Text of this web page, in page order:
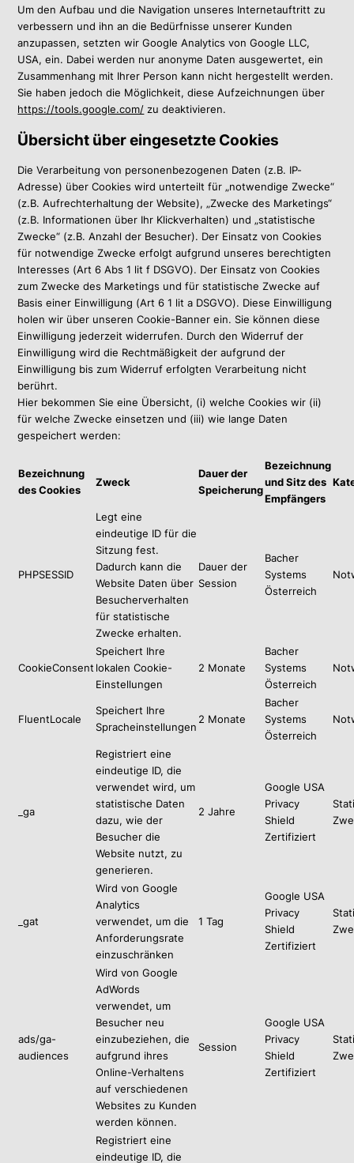
Um den Aufbau und die Navigation unseres Internetauftritt zu
verbessern und ihn an die Bedürfnisse unserer Kunden
anzupassen, setzten wir Google Analytics von Google LLC,
USA, ein. Dabei werden nur anonyme Daten ausgewertet, ein
Zusammenhang mit Ihrer Person kann nicht hergestellt werden.
Sie haben jedoch die Möglichkeit, diese Aufzeichnungen über
https://tools.google.com/ zu deaktivieren.
Übersicht über eingesetzte Cookies
Die Verarbeitung von personenbezogenen Daten (z.B. IP-
Adresse) über Cookies wird unterteilt für „notwendige Zwecke“
(z.B. Aufrechterhaltung der Website), „Zwecke des Marketings“
(z.B. Informationen über Ihr Klickverhalten) und „statistische
Zwecke“ (z.B. Anzahl der Besucher). Der Einsatz von Cookies
für notwendige Zwecke erfolgt aufgrund unseres berechtigten
Interesses (Art 6 Abs 1 lit f DSGVO). Der Einsatz von Cookies
zum Zwecke des Marketings und für statistische Zwecke auf
Basis einer Einwilligung (Art 6 1 lit a DSGVO). Diese Einwilligung
holen wir über unseren Cookie-Banner ein. Sie können diese
Einwilligung jederzeit widerrufen. Durch den Widerruf der
Einwilligung wird die Rechtmäßigkeit der aufgrund der
Einwilligung bis zum Widerruf erfolgten Verarbeitung nicht
berührt.
Hier bekommen Sie eine Übersicht, (i) welche Cookies wir (ii)
für welche Zwecke einsetzen und (iii) wie lange Daten
gespeichert werden:
Bezeichnung
des Cookies
Zweck
Dauer der
Speicherung
Bezeichnung
und Sitz des
Empfängers
PHPSESSID
Legt eine
eindeutige ID für die
Sitzung fest.
Dadurch kann die
Website Daten über
Besucherverhalten
für statistische
Zwecke erhalten.
Dauer der
Session
Bacher
Systems
Österreich
CookieConsent
Speichert Ihre
lokalen Cookie-
Einstellungen
2 Monate
Bacher
Systems
Österreich
FluentLocale
Speichert Ihre
Spracheinstellungen
2 Monate
Bacher
Systems
Österreich
_ga
Registriert eine
eindeutige ID, die
verwendet wird, um
statistische Daten
dazu, wie der
Besucher die
Website nutzt, zu
generieren.
2 Jahre
Google USA
Privacy
Shield
Zertifiziert
_gat
Wird von Google
Analytics
verwendet, um die
Anforderungsrate
einzuschränken
1 Tag
Google USA
Privacy
Shield
Zertifiziert
ads/ga-
audiences
Wird von Google
AdWords
verwendet, um
Besucher neu
einzubeziehen, die
aufgrund ihres
Online-Verhaltens
auf verschiedenen
Websites zu Kunden
werden können.
Session
Google USA
Privacy
Shield
Zertifiziert
Registriert eine
eindeutige ID, die